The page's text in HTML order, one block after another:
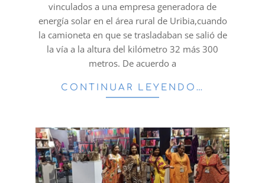
vinculados a una empresa generadora de
energía solar en el área rural de Uribia,cuando
la camioneta en que se trasladaban se salió de
la vía a la altura del kilómetro 32 más 300
metros. De acuerdo a
CONTINUAR LEYENDO…